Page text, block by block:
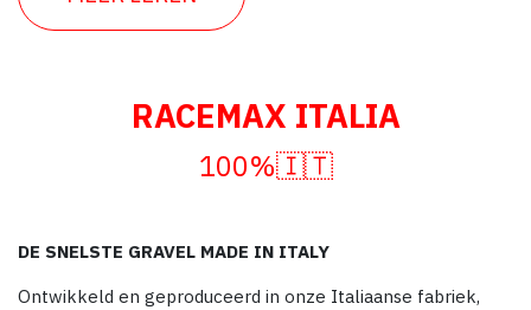
RACEMAX ITALIA
100%🇮🇹
DE SNELSTE GRAVEL MADE IN ITALY
Ontwikkeld en geproduceerd in onze Italiaanse fabriek,